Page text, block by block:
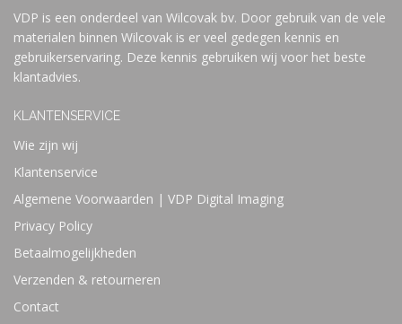
VDP is een onderdeel van Wilcovak bv. Door gebruik van de vele
materialen binnen Wilcovak is er veel gedegen kennis en
gebruikerservaring. Deze kennis gebruiken wij voor het beste
klantadvies.
KLANTENSERVICE
Wie zijn wij
Klantenservice
Algemene Voorwaarden | VDP Digital Imaging
Privacy Policy
Betaalmogelijkheden
Verzenden & retourneren
Contact